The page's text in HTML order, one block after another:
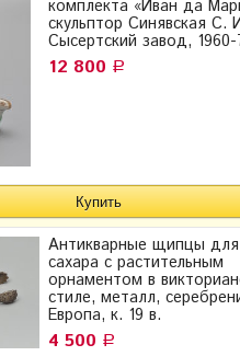
комплекта «Иван да
скульптор Синявская С.
Сысертский завод, 1960-
12 800 Р
Антикварные щипцы для
сахара с растительным
орнаментом в
стиле, металл,
Европа, к. 19 в.
4 500 Р